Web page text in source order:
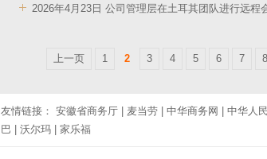
2026年4月23日 公司管理层在土耳其团队进行远程
上一页 1 2 3 4 5 6 7 8
友情链接： 安徽省商务厅 麦当劳 中华商务网 中华人
巴
沃尔玛 家乐福